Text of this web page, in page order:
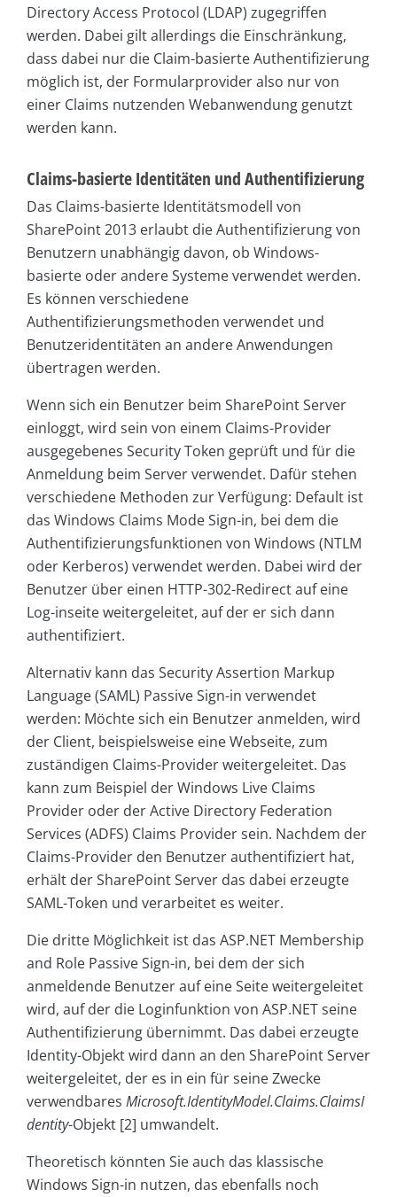
Directory Access Protocol (LDAP) zugegriffen
werden. Dabei gilt allerdings die Einschränkung,
dass dabei nur die Claim-basierte Authentifizierung
möglich ist, der Formularprovider also nur von
einer Claims nutzenden Webanwendung genutzt
werden kann.
Claims-basierte Identitäten und Authentifizierung
Das Claims-basierte Identitätsmodell von
SharePoint 2013 erlaubt die Authentifizierung von
Benutzern unabhängig davon, ob Windows-
basierte oder andere Systeme verwendet werden.
Es können verschiedene
Authentifizierungsmethoden verwendet und
Benutzer­identitäten an andere Anwendungen
übertragen werden.
Wenn sich ein Benutzer beim SharePoint Server
einloggt, wird sein von einem Claims-Provider
ausgegebenes Security Token geprüft und für die
Anmeldung beim Server verwendet. Dafür stehen
verschiedene Methoden zur Verfügung: Default ist
das Windows Claims Mode Sign-in, bei dem die
Authentifizierungsfunktionen von Windows (NTLM
oder Kerberos) verwendet werden. Dabei wird der
Benutzer über einen HTTP-302-Redirect auf eine
Log-inseite weitergeleitet, auf der er sich dann
authentifiziert.
Alternativ kann das Security Assertion Markup
Language (SAML) Passive Sign-in verwendet
werden: Möchte sich ein Benutzer anmelden, wird
der Client, beispielsweise eine Webseite, zum
zuständigen Claims-Provider weitergeleitet. Das
kann zum Beispiel der Windows Live Claims
Provider oder der Active Directory Federation
Services (ADFS) Claims Provider sein. Nachdem der
Claims-Provider den Benutzer authentifiziert hat,
erhält der SharePoint Server das dabei erzeugte
SAML-Token und verarbeitet es weiter.
Die dritte Möglichkeit ist das ASP.NET Membership
and Role Passive Sign-in, bei dem der sich
anmeldende Benutzer auf eine Seite weitergeleitet
wird, auf der die Loginfunktion von ASP.NET seine
Authentifizierung übernimmt. Das dabei erzeugte
Identity-Objekt wird dann an den SharePoint Server
weitergeleitet, der es in ein für seine Zwecke
verwendbares Microsoft.IdentityModel.Claims.ClaimsI
dentity-Objekt [2] umwandelt.
Theoretisch könnten Sie auch das klassische
Windows Sign-in nutzen, das ebenfalls noch